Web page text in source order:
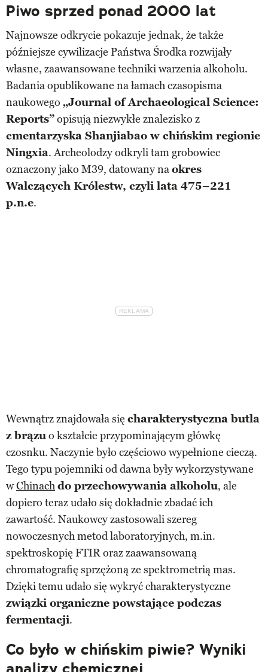
Piwo sprzed ponad 2000 lat
Najnowsze odkrycie pokazuje jednak, że także
późniejsze cywilizacje Państwa Środka rozwijały
własne, zaawansowane techniki warzenia alkoholu.
Badania opublikowane na łamach czasopisma
naukowego „Journal of Archaeological Science:
Reports”opisują niezwykłe znalezisko z
cmentarzyska Shanjiabao w chińskim regionie
Ningxia. Archeolodzy odkryli tam grobowiec
oznaczony jako M39, datowany naokres
Walczących Królestw, czyli lata 475–221
p.n.e.
Wewnątrz znajdowała się charakterystyczna butla
z brązuo kształcie przypominającym główkę
czosnku. Naczynie było częściowo wypełnione cieczą.
Tego typu pojemniki od dawna były wykorzystywane
wChinachdo przechowywania alkoholu, ale
dopiero teraz udało się dokładnie zbadać ich
zawartość. Naukowcy zastosowali szereg
nowoczesnych metod laboratoryjnych, m.in.
spektroskopię FTIR oraz zaawansowaną
chromatografię sprzężoną ze spektrometrią mas.
Dzięki temu udało się wykryć charakterystyczne
związki organiczne powstające podczas
fermentacji.
Co było w chińskim piwie? Wyniki